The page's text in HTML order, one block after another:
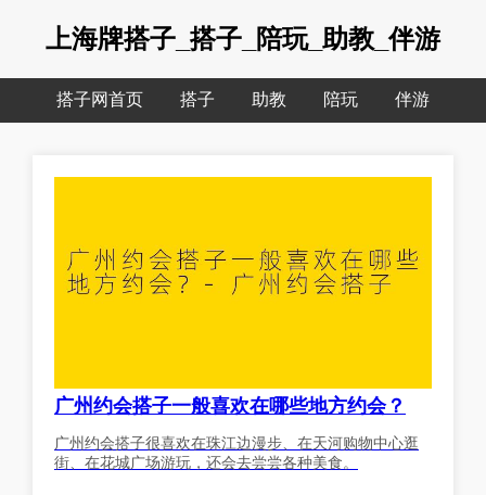
上海牌搭子_搭子_陪玩_助教_伴游
搭子网首页 搭子 助教 陪玩 伴游
广州约会搭子一般喜欢在哪些地方约会？
广州约会搭子很喜欢在珠江边漫步、在天河购物中心逛
街、在花城广场游玩，还会去尝尝各种美食。